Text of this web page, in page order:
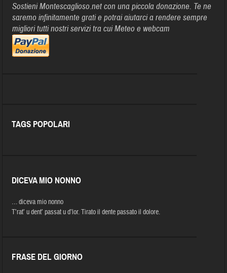
Sostieni Montescaglioso.net con una piccola donazione. Te ne
saremo infinitamente grati e potrai aiutarci a rendere sempre
migliori tutti nostri servizi tra cui Meteo e webcam
TAGS POPOLARI
DICEVA MIO NONNO
… diceva mio nonno
T’rat’ u dent’ passat u d’lor. Tirato il dente passato il dolore.
FRASE DEL GIORNO